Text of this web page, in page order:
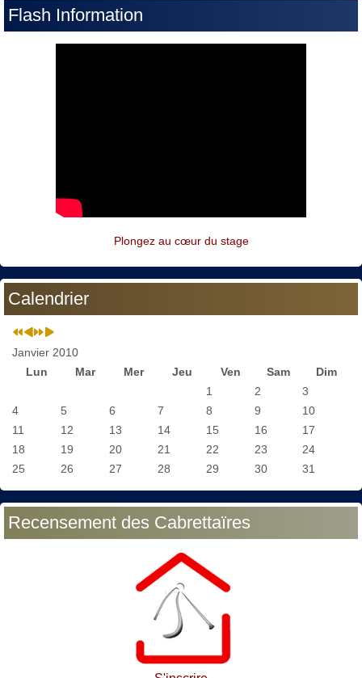
Flash Information
Plongez au cœur du stage
Calendrier
Janvier 2010
Lun
Mar Mer Jeu Ven Sam
Dim
1
2
3
4
5 6 7 8 9
10
11
12 13 14 15 16
17
18
19 20 21 22 23
24
25
26 27 28 29 30 31
Recensement des Cabrettaïres